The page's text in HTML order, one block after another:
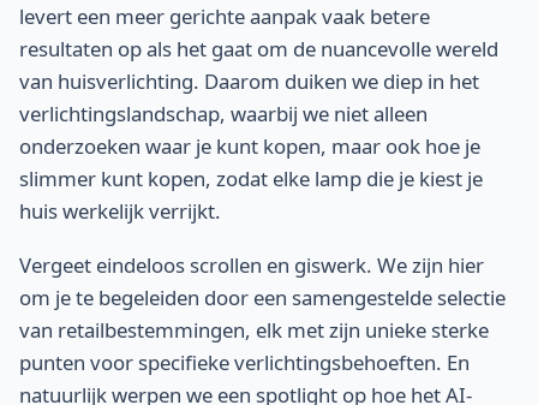
levert een meer gerichte aanpak vaak betere
resultaten op als het gaat om de nuancevolle wereld
van huisverlichting. Daarom duiken we diep in het
verlichtingslandschap, waarbij we niet alleen
onderzoeken waar je kunt kopen, maar ook hoe je
slimmer kunt kopen, zodat elke lamp die je kiest je
huis werkelijk verrijkt.
Vergeet eindeloos scrollen en giswerk. We zijn hier
om je te begeleiden door een samengestelde selectie
van retailbestemmingen, elk met zijn unieke sterke
punten voor specifieke verlichtingsbehoeften. En
natuurlijk werpen we een spotlight op hoe het AI-